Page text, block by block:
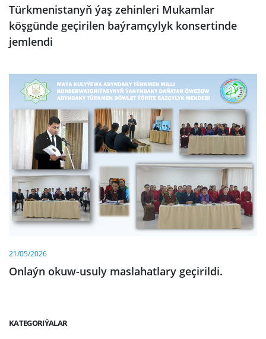
Türkmenistanyň ýaş zehinleri Mukamlar
köşgünde geçirilen baýramçylyk konsertinde
jemlendi
21/05/2026
Onlaýn okuw-usuly maslahatlary geçirildi.
KATEGORIÝALAR